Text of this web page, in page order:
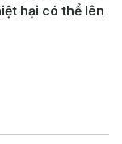
hại có thể lên